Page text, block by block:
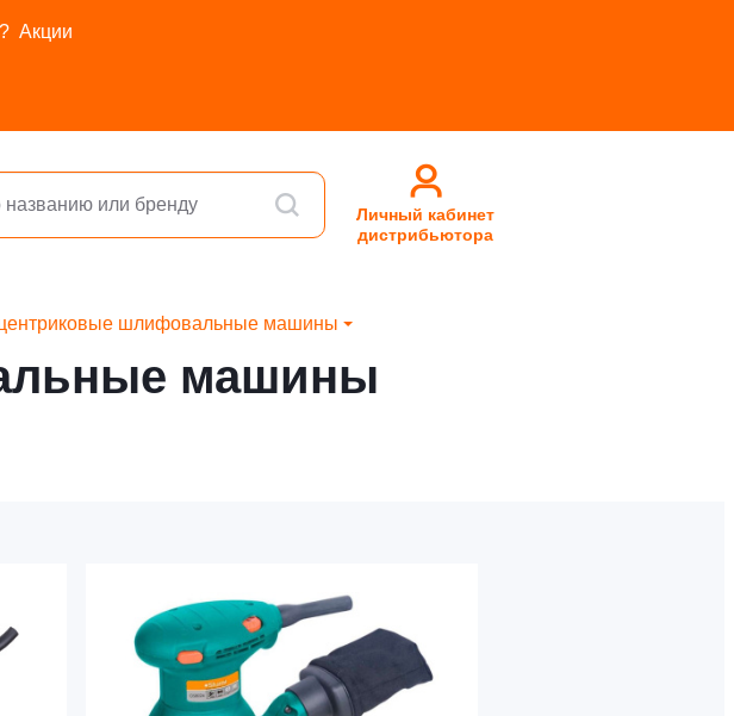
Акции
Личный кабинет
дистрибьютора
шлифовальные машины
машины